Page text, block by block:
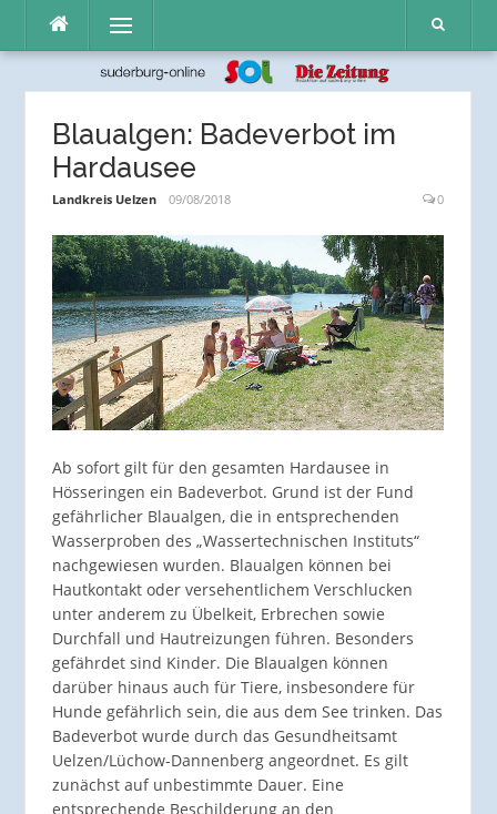
Inhalt
Menü
Blaualgen: Badeverbot im
Hardausee
Landkreis Uelzen 09/08/2018 0
Ab sofort gilt für den gesamten Hardausee in
Hösseringen ein Badeverbot. Grund ist der Fund
gefährlicher Blaualgen, die in entsprechenden
Wasserproben des „Wassertechnischen Instituts“
nachgewiesen wurden. Blaualgen können bei
Hautkontakt oder versehentlichem Verschlucken
unter anderem zu Übelkeit, Erbrechen sowie
Durchfall und Hautreizungen führen. Besonders
gefährdet sind Kinder. Die Blaualgen können
darüber hinaus auch für Tiere, insbesondere für
Hunde gefährlich sein, die aus dem See trinken. Das
Badeverbot wurde durch das Gesundheitsamt
Uelzen/Lüchow-Dannenberg angeordnet. Es gilt
zunächst auf unbestimmte Dauer. Eine
entsprechende Beschilderung an den